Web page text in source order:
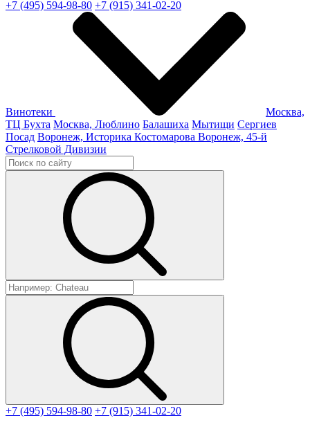
+7 (495) 594-98-80 +7 (915) 341-02-20
Винотеки
Москва,
ТЦ Бухта Москва, Люблино Балашиха Мытищи Сергиев
Посад Воронеж, Историка Костомарова Воронеж, 45-й
Стрелковой Дивизии
+7 (495) 594-98-80 +7 (915) 341-02-20